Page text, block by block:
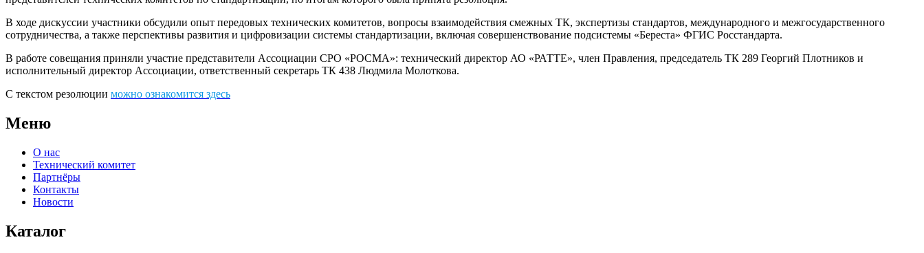
В ходе дискуссии участники обсудили опыт передовых технических комитетов, вопросы взаимодействия смежных ТК, экспертизы стандартов, международного и межгосударственного
сотрудничества, а также перспективы развития и цифровизации системы стандартизации, включая совершенствование подсистемы «Береста» ФГИС Росстандарта.
В работе совещания приняли участие представители Ассоциации СРО «РОСМА»: технический директор АО «РАТТЕ», член Правления, председатель ТК 289 Георгий Плотников и
исполнительный директор Ассоциации, ответственный секретарь ТК 438 Людмила Молоткова.
С текстом резолюции можно ознакомится здесь
Меню
О нас
Технический комитет
Партнёры
Контакты
Новости
Каталог